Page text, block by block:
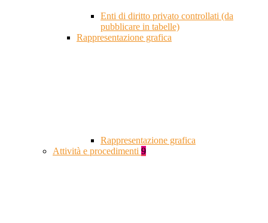
Enti di diritto privato controllati (da
pubblicare in tabelle)
Rappresentazione grafica
Rappresentazione grafica
Attività e procedimenti 9